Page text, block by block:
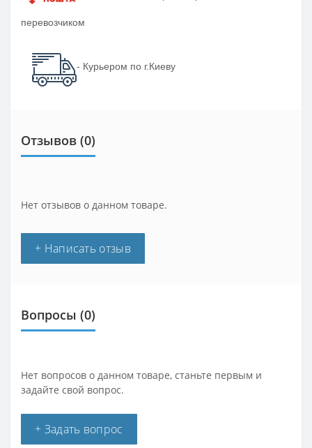
перевозчиком
- Курьером по г.Киеву
Отзывов (0)
Нет отзывов о данном товаре.
+ Написать отзыв
Вопросы (0)
Нет вопросов о данном товаре, станьте первым и
задайте свой вопрос.
+ Задать вопрос